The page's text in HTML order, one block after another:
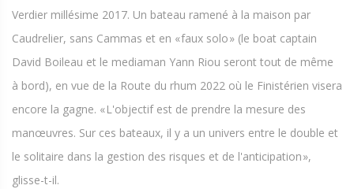
Verdier millésime 2017. Un bateau ramené à la maison par
Caudrelier, sans Cammas et en « faux solo » (le boat captain
David Boileau et le mediaman Yann Riou seront tout de même
à bord), en vue de la Route du rhum 2022 où le Finistérien visera
encore la gagne. « L'objectif est de prendre la mesure des
manœuvres. Sur ces bateaux, il y a un univers entre le double et
le solitaire dans la gestion des risques et de l'anticipation »,
glisse-t-il.